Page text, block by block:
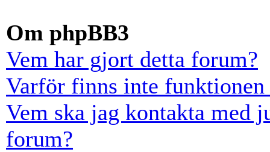
Om phpBB3
Vem har gjort detta forum?
Varför finns inte funktionen
Vem ska jag kontakta med
forum?